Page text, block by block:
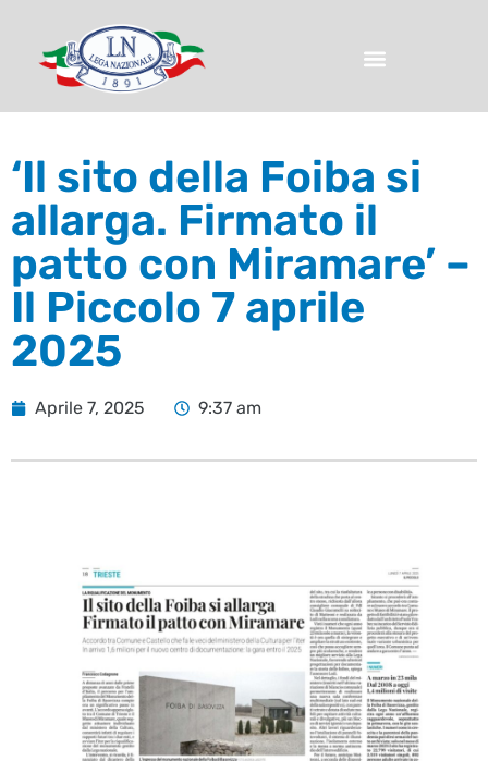
‘Il sito della Foiba si
allarga. Firmato il
patto con Miramare’ –
Il Piccolo 7 aprile
2025
Aprile 7, 2025 9:37 am